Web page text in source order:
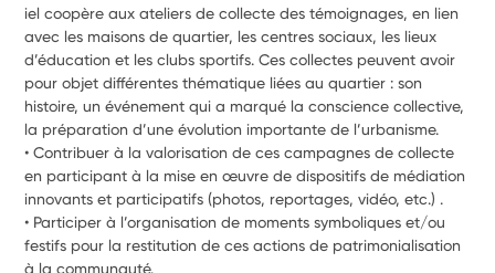
iel coopère aux ateliers de collecte des témoignages, en lien
avec les maisons de quartier, les centres sociaux, les lieux
d’éducation et les clubs sportifs. Ces collectes peuvent avoir
pour objet différentes thématique liées au quartier : son
histoire, un événement qui a marqué la conscience collective,
• Contribuer à la valorisation de ces campagnes de collecte
en participant à la mise en œuvre de dispositifs de médiation
• Participer à l’organisation de moments symboliques et/ou
festifs pour la restitution de ces actions de patrimonialisation